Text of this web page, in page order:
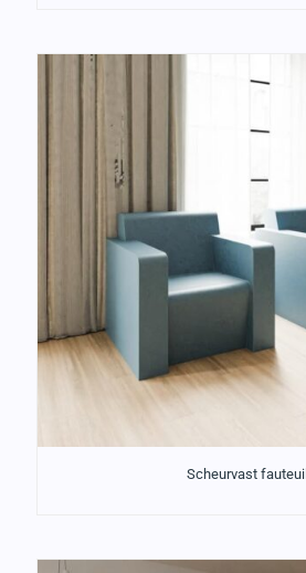
Scheurvast fauteuil